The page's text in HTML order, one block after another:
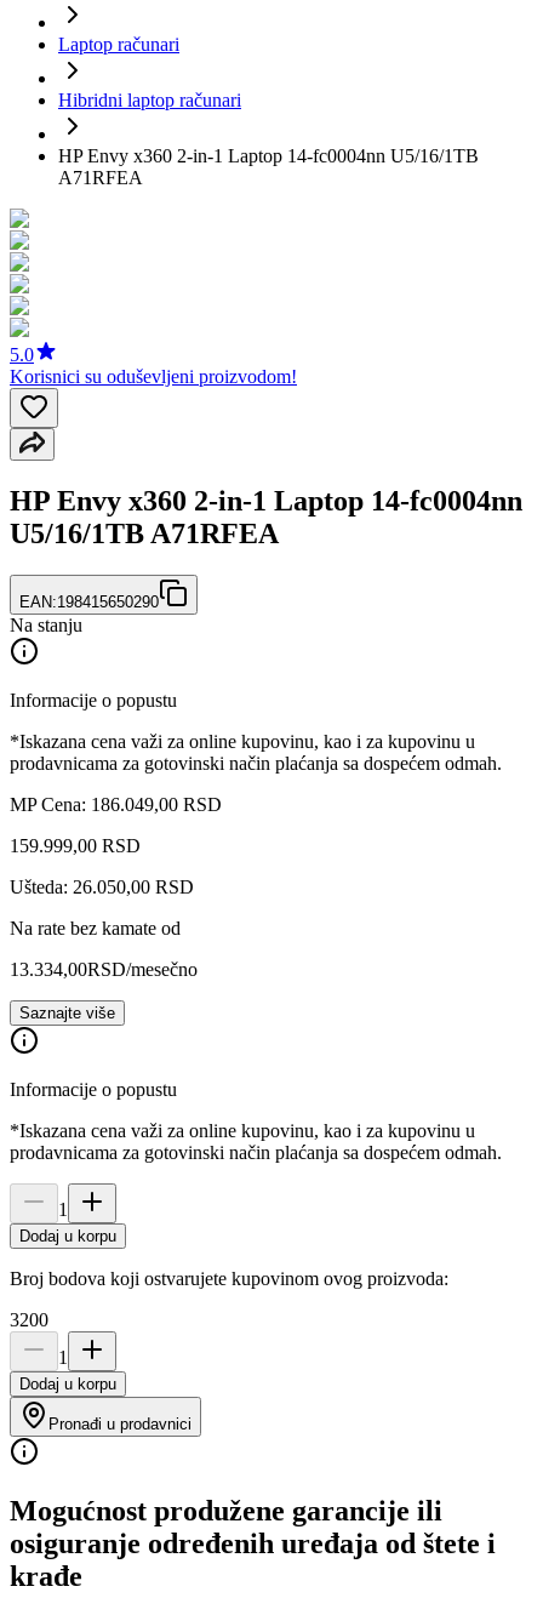
Laptop računari
Hibridni laptop računari
HP Envy x360 2-in-1 Laptop 14-fc0004nn U5/16/1TB
A71RFEA
5.0
Korisnici su oduševljeni proizvodom!
HP Envy x360 2-in-1 Laptop 14-fc0004nn
U5/16/1TB A71RFEA
EAN:198415650290
Na stanju
Informacije o popustu
*Iskazana cena važi za online kupovinu, kao i za kupovinu u
prodavnicama za gotovinski način plaćanja sa dospećem odmah.
MP Cena: 186.049,00 RSD
159.999,00 RSD
Ušteda: 26.050,00 RSD
Na rate bez kamate od
13.334,00RSD/mesečno
Saznajte više
Informacije o popustu
*Iskazana cena važi za online kupovinu, kao i za kupovinu u
prodavnicama za gotovinski način plaćanja sa dospećem odmah.
1
Dodaj u korpu
Broj bodova koji ostvarujete kupovinom ovog proizvoda:
3200
1
Dodaj u korpu
Pronađi u prodavnici
Mogućnost produžene garancije ili
osiguranje određenih uređaja od štete i
krađe